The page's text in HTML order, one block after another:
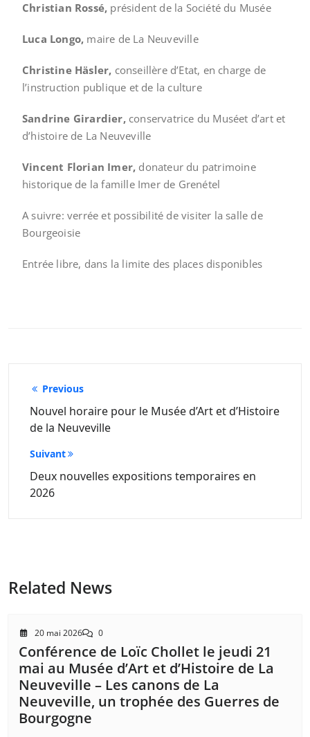
Christian Rossé, président de la Société du Musée
Luca Longo, maire de La Neuveville
Christine Häsler, conseillère d’Etat, en charge de
l’instruction publique et de la culture
Sandrine Girardier,conservatrice du Muséet d’art et
d’histoire de La Neuveville
Vincent Florian Imer, donateur du patrimoine
historique de la famille Imer de Grenétel
A suivre: verrée et possibilité de visiter la salle de
Bourgeoisie
Entrée libre, dans la limite des places disponibles
Previous
Nouvel horaire pour le Musée d’Art et d’Histoire
de la Neuveville
Suivant
Deux nouvelles expositions temporaires en
2026
Related News
20 mai 2026 0
Conférence de Loïc Chollet le jeudi 21
mai au Musée d’Art et d’Histoire de La
Neuveville – Les canons de La
Neuveville, un trophée des Guerres de
Bourgogne